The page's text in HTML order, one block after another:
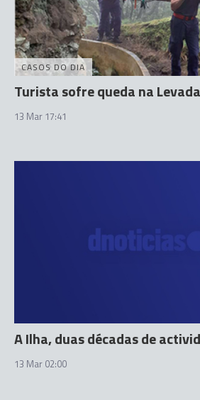
CASOS DO DIA
Turista sofre queda na
13 Mar 17:41
A Ilha, duas décadas de
13 Mar 02:00